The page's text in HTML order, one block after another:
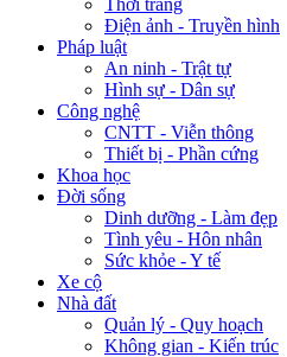
Điện ảnh - Truyền hình
Pháp luật
An ninh - Trật tự
Hình sự - Dân sự
Công nghệ
CNTT - Viễn thông
Thiết bị - Phần cứng
Khoa học
Đời sống
Dinh dưỡng - Làm đẹp
Tình yêu - Hôn nhân
Sức khỏe - Y tế
Xe cộ
Nhà đất
Quản lý - Quy hoạch
Không gian - Kiến trúc